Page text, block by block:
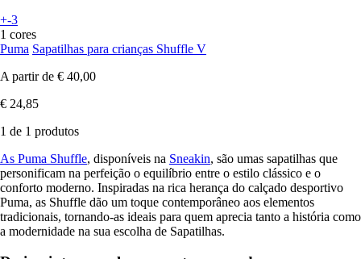
+-3
1 cores
Puma Sapatilhas para crianças Shuffle V
A partir de € 40,00
€ 24,85
1 de 1 produtos
As Puma Shuffle, disponíveis na Sneakin, são umas sapatilhas que
personificam na perfeição o equilíbrio entre o estilo clássico e o
conforto moderno. Inspiradas na rica herança do calçado desportivo
Puma, as Shuffle dão um toque contemporâneo aos elementos
tradicionais, tornando-as ideais para quem aprecia tanto a história como
a modernidade na sua escolha de Sapatilhas.